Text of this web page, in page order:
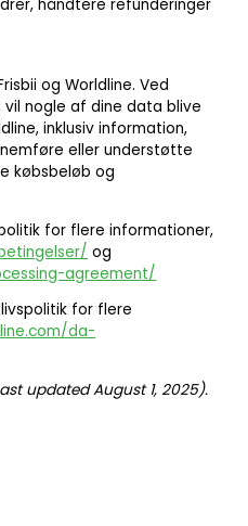
håndtere refunderinger
og Worldline. Ved
nogle af dine data blive
inklusiv information,
eller understøtte
købsbeløb og
for flere informationer,
og
agreement/
for flere
da-
updated August 1, 2025).